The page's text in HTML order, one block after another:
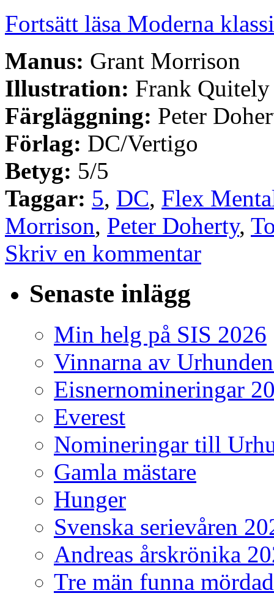
Fortsätt läsa Moderna
Manus: Grant Morrison
Illustration: Frank Quitely
Färgläggning: Peter
Förlag: DC/Vertigo
Betyg: 5/5
Taggar: 5, DC, Flex
Morrison, Peter Doherty,
Skriv en kommentar
Senaste inlägg
Min helg på SIS 2026
Vinnarna av
Eisnernomineringar
Everest
Nomineringar till
Gamla mästare
Hunger
Svenska serievåren
Andreas årskrönika
Tre män funna